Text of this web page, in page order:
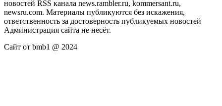
новостей RSS канала news.rambler.ru, kommersant.ru,
newsru.com. Материалы публикуются без искажения,
ответственность за достоверность публикуемых новостей
Администрация сайта не несёт.
Сайт от bmb1 @ 2024